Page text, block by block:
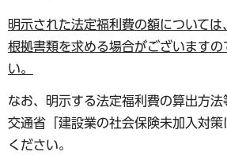
明示された法定福利費の額について
根拠書類を求める場合がございますの
い。
なお、明示する法定福利費の算出方法
交通省「建設業の社会保険未加入対策
ください。